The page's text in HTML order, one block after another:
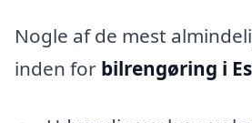
Nogle af de mest
inden for bilrengøring i